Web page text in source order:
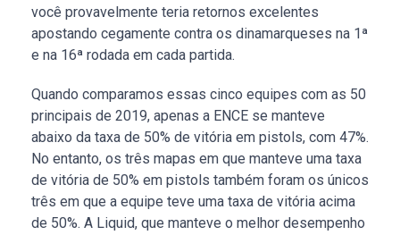
você provavelmente teria retornos excelentes
apostando cegamente contra os dinamarqueses na 1ª
e na 16ª rodada em cada partida.
Quando comparamos essas cinco equipes com as 50
principais de 2019, apenas a ENCE se manteve
abaixo da taxa de 50% de vitória em pistols, com 47%.
No entanto, os três mapas em que manteve uma taxa
de vitória de 50% em pistols também foram os únicos
três em que a equipe teve uma taxa de vitória acima
de 50%. A Liquid, que manteve o melhor desempenho